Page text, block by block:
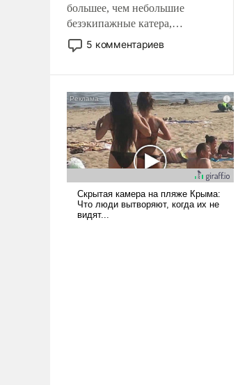
большее, чем небольшие
безэкипажные катера,
применение которых уже
стало обыденностью. Задача по
и ее реализация радикально
поднимет наши боевые
возможности.
5 комментариев